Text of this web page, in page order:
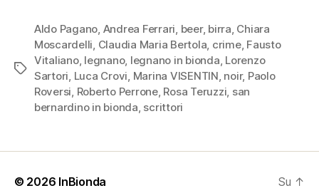
Tag
Aldo Pagano, Andrea Ferrari, beer, birra, Chiara
Moscardelli, Claudia Maria Bertola, crime, Fausto
Vitaliano, legnano, legnano in bionda, Lorenzo
Sartori, Luca Crovi, Marina VISENTIN, noir, Paolo
Roversi, Roberto Perrone, Rosa Teruzzi, san
bernardino in bionda, scrittori
© 2026 InBionda Su ↑